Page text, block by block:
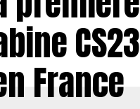
CS23
France